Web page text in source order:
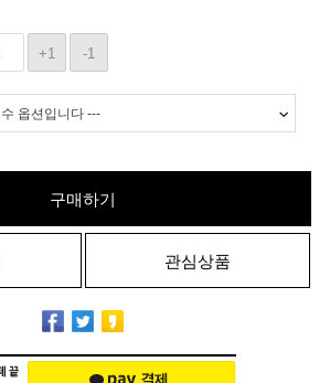
+1 -1
구매하기
관심상품